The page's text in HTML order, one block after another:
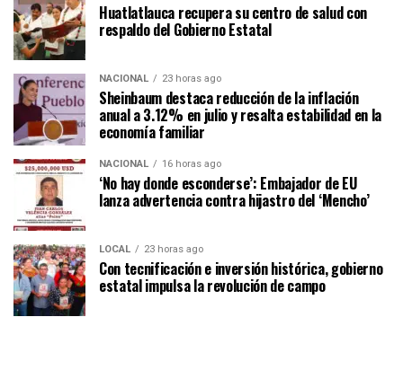
Huatlatlauca recupera su centro de salud con
respaldo del Gobierno Estatal
NACIONAL 23 horas ago
Sheinbaum destaca reducción de la inflación
anual a 3.12% en julio y resalta estabilidad en la
economía familiar
NACIONAL 16 horas ago
‘No hay donde esconderse’: Embajador de EU
lanza advertencia contra hijastro del ‘Mencho’
LOCAL 23 horas ago
Con tecnificación e inversión histórica, gobierno
estatal impulsa la revolución de campo